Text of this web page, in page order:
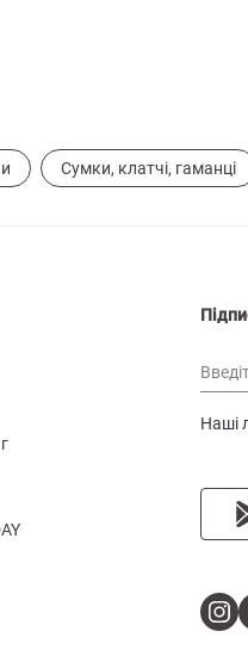
Сумки, клатчі, гаманці
Наші